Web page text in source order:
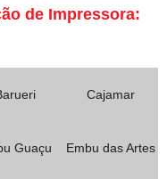
de Impressora:
Cajamar
Guaçu Embu das Artes